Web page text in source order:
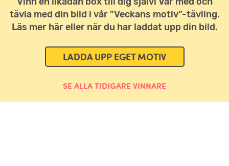
tävla med din bild i vår ”Veckans motiv”-tävling.
Läs mer här eller när du har laddat upp din bild.
LADDA UPP EGET MOTIV
SE ALLA TIDIGARE VINNARE